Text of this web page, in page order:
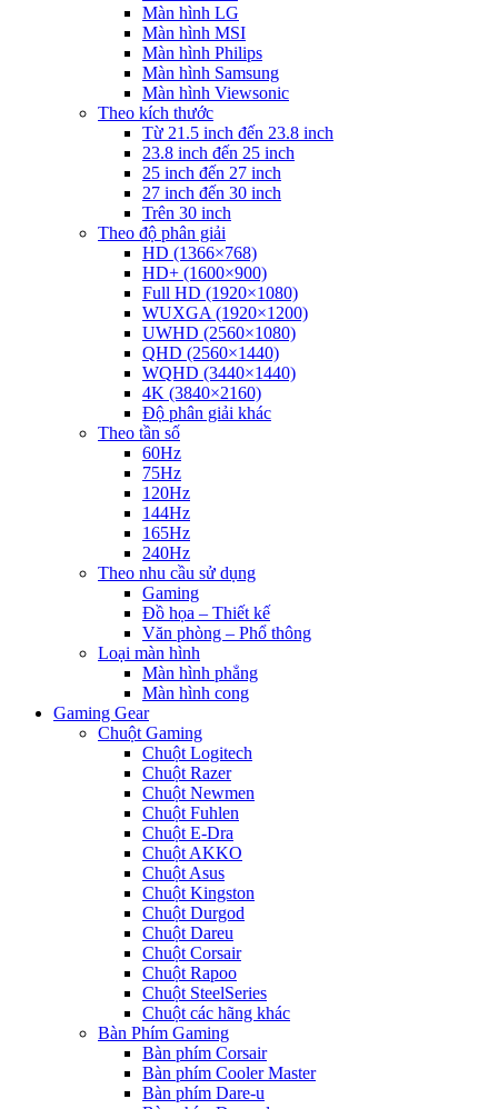
Màn hình LG
Màn hình MSI
Màn hình Philips
Màn hình Samsung
Màn hình Viewsonic
Theo kích thước
Từ 21.5 inch đến 23.8 inch
23.8 inch đến 25 inch
25 inch đến 27 inch
27 inch đến 30 inch
Trên 30 inch
Theo độ phân giải
HD (1366×768)
HD+ (1600×900)
Full HD (1920×1080)
WUXGA (1920×1200)
UWHD (2560×1080)
QHD (2560×1440)
WQHD (3440×1440)
4K (3840×2160)
Độ phân giải khác
Theo tần số
60Hz
75Hz
120Hz
144Hz
165Hz
240Hz
Theo nhu cầu sử dụng
Gaming
Đồ họa – Thiết kế
Văn phòng – Phổ thông
Loại màn hình
Màn hình phẳng
Màn hình cong
Gaming Gear
Chuột Gaming
Chuột Logitech
Chuột Razer
Chuột Newmen
Chuột Fuhlen
Chuột E-Dra
Chuột AKKO
Chuột Asus
Chuột Kingston
Chuột Durgod
Chuột Dareu
Chuột Corsair
Chuột Rapoo
Chuột SteelSeries
Chuột các hãng khác
Bàn Phím Gaming
Bàn phím Corsair
Bàn phím Cooler Master
Bàn phím Dare-u